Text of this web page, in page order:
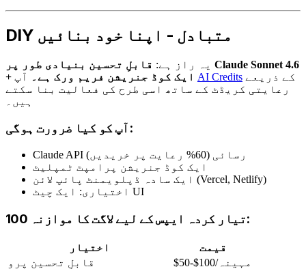
DIY متبادل - اپنا خود بنائیں
یہ راز ہے: قابلِ تحسین بنیادی طور پر Claude Sonnet 4.6
+ ایک کوڈ جنریشن فریم ورک ہے۔ AI Credits
رعایتی کریڈٹ کے ساتھ اسی طرح کی فعالیت بنا سکتے
ہیں۔
آپ کو کیا ضرورت ہوگی:
Claude API رسائی (60% رعایت پر خریدیں)
ایک کوڈ جنریشن پرامپٹ ٹمپلیٹ
ایک سادہ ڈپلویمنٹ پائپ لائن (Vercel, Netlify)
اختیاری: ایک چیٹ UI
100 تیار کردہ ایپس کے لیے لاگت کا موازنہ:
اختیار
قیمت
قابلِ تحسین پرو
$50-$100/مہینہ